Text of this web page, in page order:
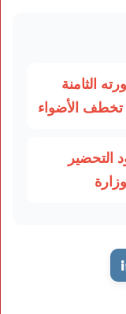
الثامنة
تخطف الأضواء
التحضير